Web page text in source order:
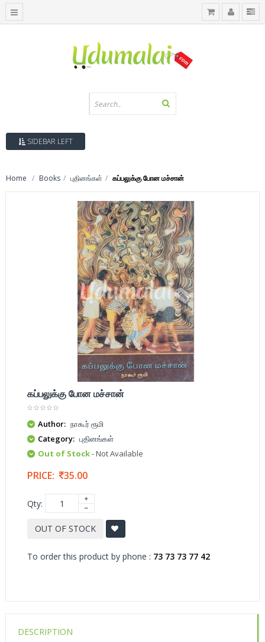
SIDEBAR LEFT
Home Books புதினங்கள் கப்பலுக்கு போன மச்சான்
கப்பலுக்கு போன மச்சான்
Author: நாகூர் ரூமி
Category: புதினங்கள்
Out of Stock- Not Available
PRICE: 35.00
Qty:
OUT OF STOCK
To order this product by phone : 73 73 73 77 42
DESCRIPTION